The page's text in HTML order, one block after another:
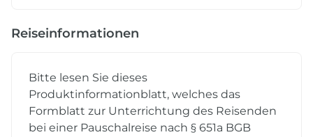
Reiseinformationen
Bitte lesen Sie dieses
Produktinformationblatt, welches das
Formblatt zur Unterrichtung des Reisenden
bei einer Pauschalreise nach § 651a BGB